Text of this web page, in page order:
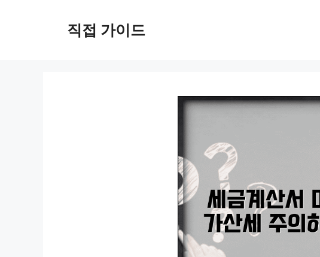
직접 가이드